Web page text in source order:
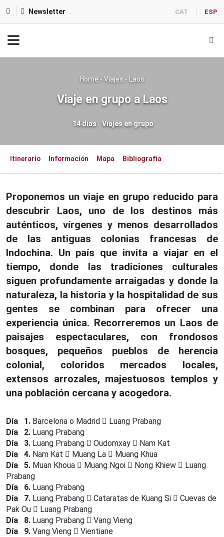
Newsletter CAT ESP
Home - Viajes - Laos
Viaje en grupo a Laos
14 días Viajes en grupo
Itinerario Información Mapa Bibliografía
Proponemos un viaje en grupo reducido para
descubrir Laos, uno de los destinos más
auténticos, vírgenes y menos desarrollados
de las antiguas colonias francesas de
Indochina. Un país que invita a viajar en el
tiempo, donde las tradiciones culturales
siguen profundamente arraigadas y donde la
naturaleza, la historia y la hospitalidad de sus
gentes se combinan para ofrecer una
experiencia única. Recorreremos un Laos de
paisajes espectaculares, con frondosos
bosques, pequeños pueblos de herencia
colonial, coloridos mercados locales,
extensos arrozales, majestuosos templos y
una población cercana y acogedora.
Día 1. Barcelona o Madrid
Luang Prabang
Día 2. Luang Prabang
Día 3. Luang Prabang Oudomxay
Nam Kat
Día 4. Nam Kat Muang La
Muang Khua
Día 5. Muan Khoua Muang Ngoi Nong Khiew
Luang
Prabang
Día 6. Luang Prabang
Día 7. Luang Prabang Cataratas de Kuang Si
Cuevas de
Pak Ou
Luang Prabang
Día 8. Luang Prabang
Vang Vieng
Día 9. Vang Vieng
Vientiane